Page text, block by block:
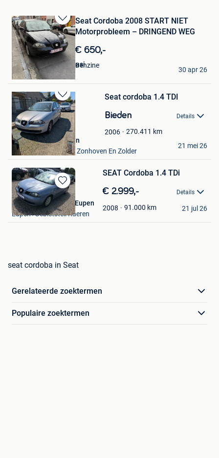
Bewaren
in
Mijn
Favorieten
Seat Cordoba 2008 START NIET
Motorprobleem – DRINGEND WEG
€ 650,-
Benzine
Muntadher Al-Jammasi
Sint-Niklaas
30 apr 26
Bewaren
in
Mijn
Favorieten
Seat cordoba 1.4 TDI
Bieden Details
2006 270.411 km
Denny van Doormalen
Houthalen+ Deel Van Zonhoven En Zolder
21 mei 26
Bewaren
in
Mijn
Favorieten
SEAT Cordoba 1.4 TDi
€ 2.999,- Details
2008 91.000 km
Euregio Automobile Eupen
Eupen+Gebietsteil Raeren
21 jul 26
seat cordoba in Seat
Gerelateerde zoektermen
Populaire zoektermen